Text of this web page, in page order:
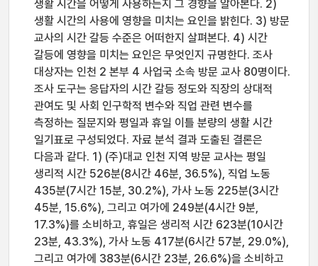
생활 시간을 어떻게 사용하는지 그 경향을 알아본다. 2)
생활 시간의 사용에 영향을 미치는 요인을 밝힌다. 3) 방문
교사의 시간 갈등 수준은 어떠한지 살펴본다. 4) 시간
갈등에 영향을 미치는 요인은 무엇인지 규명한다. 조사
대상자는 인천 2 본부 4 사업국 소속 방문 교사 80명이다.
조사 도구는 응답자의 시간 갈등 정도와 직장의 상대적
관여도 및 사회 인구학적 변수와 직업 관련 변수를
측정하는 질문지와 평일과 휴일 이틀 분량의 생활 시간
일기표로 구성되었다. 자료 분석 결과 도출된 결론은
다음과 같다. 1) (주)대교 인천 지역 방문 교사는 평일
생리적 시간 526분(8시간 46분, 36.5%), 직업 노동
435분(7시간 15분, 30.2%), 가사 노동 225분(3시간
45분, 15.6%), 그리고 여가에 249분(4시간 9분,
17.3%)를 소비하고, 휴일은 생리적 시간 623분(10시간
23분, 43.3%), 가사 노동 417분(6시간 57분, 29.0%),
그리고 여가에 383분(6시간 23분, 26.6%)을 소비하고